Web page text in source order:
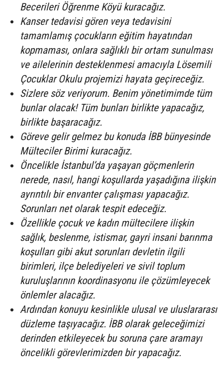
Becerileri Öğrenme Köyü kuracağız.
Kanser tedavisi gören veya tedavisini
tamamlamış çocukların eğitim hayatından
kopmaması, onlara sağlıklı bir ortam sunulması
ve ailelerinin desteklenmesi amacıyla Lösemili
Çocuklar Okulu projemizi hayata geçireceğiz.
Sizlere söz veriyorum. Benim yönetimimde tüm
bunlar olacak! Tüm bunları birlikte yapacağız,
birlikte başaracağız.
Göreve gelir gelmez bu konuda İBB bünyesinde
Mülteciler Birimi kuracağız.
Öncelikle İstanbul’da yaşayan göçmenlerin
nerede, nasıl, hangi koşullarda yaşadığına ilişkin
ayrıntılı bir envanter çalışması yapacağız.
Sorunları net olarak tespit edeceğiz.
Özellikle çocuk ve kadın mültecilere ilişkin
sağlık, beslenme, istismar, gayri insani barınma
koşulları gibi akut sorunları devletin ilgili
birimleri, ilçe belediyeleri ve sivil toplum
kuruluşlarının koordinasyonu ile çözümleyecek
önlemler alacağız.
Ardından konuyu kesinlikle ulusal ve uluslararası
düzleme taşıyacağız. İBB olarak geleceğimizi
derinden etkileyecek bu soruna çare aramayı
öncelikli görevlerimizden bir yapacağız.